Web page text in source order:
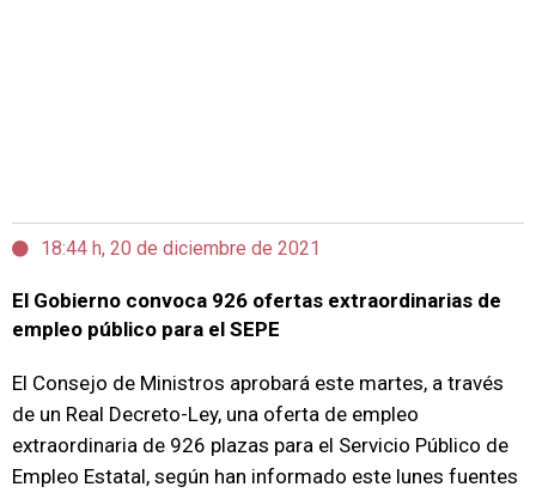
18:44 h, 20 de diciembre de 2021
El Gobierno convoca 926 ofertas extraordinarias de
empleo público para el SEPE
El Consejo de Ministros aprobará este martes, a través
de un Real Decreto-Ley, una oferta de empleo
extraordinaria de 926 plazas para el Servicio Público de
Empleo Estatal, según han informado este lunes fuentes